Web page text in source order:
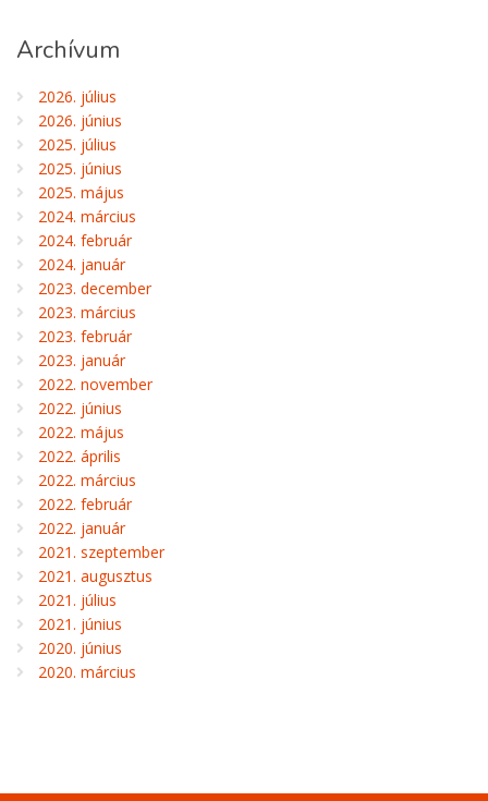
Archívum
2026. július
2026. június
2025. július
2025. június
2025. május
2024. március
2024. február
2024. január
2023. december
2023. március
2023. február
2023. január
2022. november
2022. június
2022. május
2022. április
2022. március
2022. február
2022. január
2021. szeptember
2021. augusztus
2021. július
2021. június
2020. június
2020. március